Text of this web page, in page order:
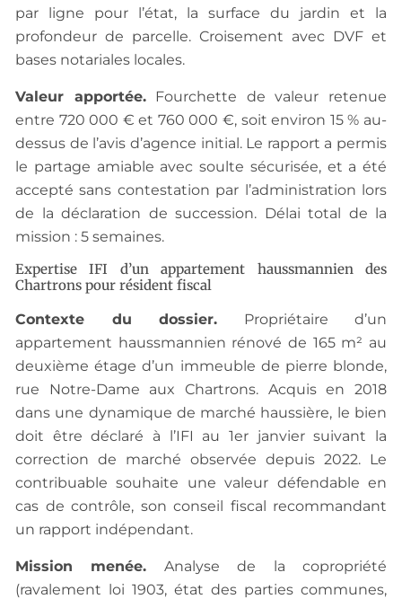
par ligne pour l’état, la surface du jardin et la
profondeur de parcelle. Croisement avec DVF et
bases notariales locales.
Valeur apportée.Fourchette de valeur retenue
entre 720 000 € et 760 000 €, soit environ 15 % au-
dessus de l’avis d’agence initial. Le rapport a permis
le partage amiable avec soulte sécurisée, et a été
accepté sans contestation par l’administration lors
de la déclaration de succession. Délai total de la
mission : 5 semaines.
Expertise IFI d’un appartement haussmannien des
Chartrons pour résident fiscal
Contexte du dossier. Propriétaire d’un
appartement haussmannien rénové de 165 m² au
deuxième étage d’un immeuble de pierre blonde,
rue Notre-Dame aux Chartrons. Acquis en 2018
dans une dynamique de marché haussière, le bien
doit être déclaré à l’IFI au 1er janvier suivant la
correction de marché observée depuis 2022. Le
contribuable souhaite une valeur défendable en
cas de contrôle, son conseil fiscal recommandant
un rapport indépendant.
Mission menée. Analyse de la copropriété
(ravalement loi 1903, état des parties communes,